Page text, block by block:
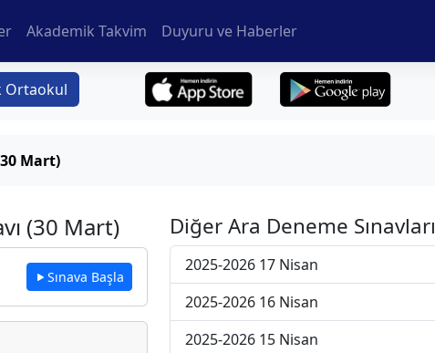
Akademik Takvim Duyuru ve Haberler
Ortaokul
Mart)
(30 Mart)
Sınava Başla
Diğer Ara Deneme Sınavları
2025-2026 17 Nisan
2025-2026 16 Nisan
2025-2026 15 Nisan